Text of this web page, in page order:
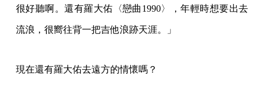
很好聽啊。還有羅大佑〈戀曲1990〉，年輕時想要出去
流浪，很嚮往背一把吉他浪跡天涯。」
現在還有羅大佑去遠方的情懷嗎？